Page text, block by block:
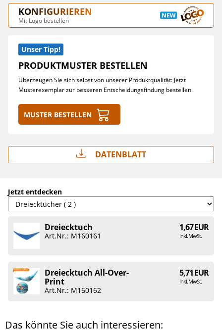
KONFIGURIEREN
Mit Logo bestellen
Unser Tipp!
PRODUKTMUSTER BESTELLEN
Überzeugen Sie sich selbst von unserer Produktqualität: Jetzt
Musterexemplar zur besseren Entscheidungsfindung bestellen.
Muster bestellen
Datenblatt
Jetzt entdecken
Dreiecktuch 1,67 EUR
inkl. MwSt.
Art.Nr.: M160161
Dreiecktuch All-Over-
Print
5,71 EUR
inkl. MwSt.
Art.Nr.: M160162
Das könnte Sie auch interessieren: